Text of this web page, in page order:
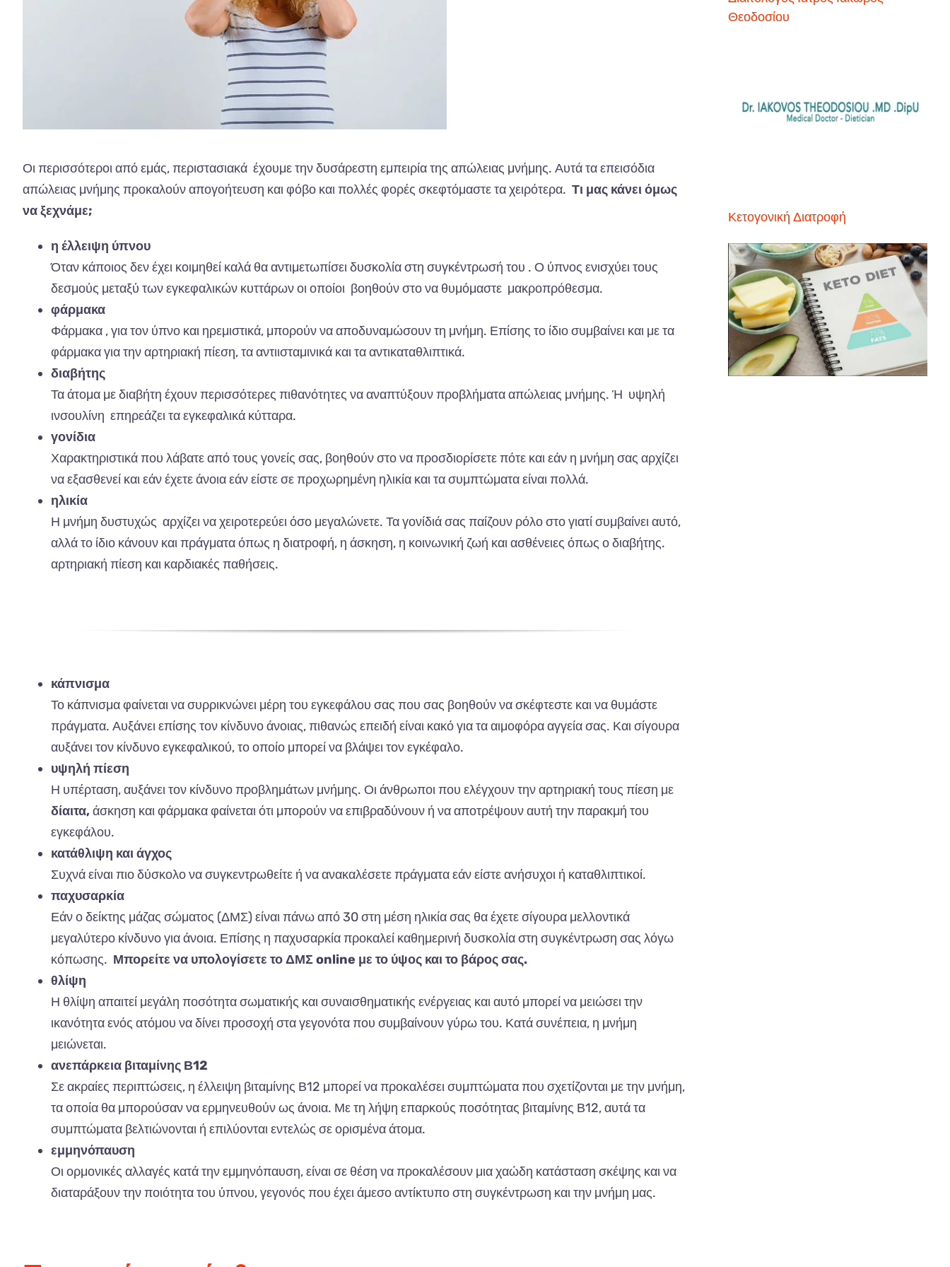
Οι περισσότεροι από εμάς, περιστασιακά έχουμε την δυσάρεστη εμπειρία της απώλειας μνήμης. Αυτά τα επεισόδια
απώλειας μνήμης προκαλούν απογοήτευση και φόβο και πολλές φορές σκεφτόμαστε τα χειρότερα. Τι μας κάνει όμως
να ξεχνάμε;
η έλλειψη ύπνου
Όταν κάποιος δεν έχει κοιμηθεί καλά θα αντιμετωπίσει δυσκολία στη συγκέντρωσή του . Ο ύπνος ενισχύει τους
δεσμούς μεταξύ των εγκεφαλικών κυττάρων οι οποίοι βοηθούν στο να θυμόμαστε μακροπρόθεσμα.
φάρμακα
Φάρμακα , για τον ύπνο και ηρεμιστικά, μπορούν να αποδυναμώσουν τη μνήμη. Επίσης το ίδιο συμβαίνει και με τα
φάρμακα για την αρτηριακή πίεση, τα αντιισταμινικά και τα αντικαταθλιπτικά.
διαβήτης
Τα άτομα με διαβήτη έχουν περισσότερες πιθανότητες να αναπτύξουν προβλήματα απώλειας μνήμης. Ή υψηλή
ινσουλίνη επηρεάζει τα εγκεφαλικά κύτταρα.
γονίδια
Χαρακτηριστικά που λάβατε από τους γονείς σας, βοηθούν στο να προσδιορίσετε πότε και εάν η μνήμη σας αρχίζει
να εξασθενεί και εάν έχετε άνοια εάν είστε σε προχωρημένη ηλικία και τα συμπτώματα είναι πολλά.
ηλικία
Η μνήμη δυστυχώς αρχίζει να χειροτερεύει όσο μεγαλώνετε. Τα γονίδιά σας παίζουν ρόλο στο γιατί συμβαίνει αυτό,
αλλά το ίδιο κάνουν και πράγματα όπως η διατροφή, η άσκηση, η κοινωνική ζωή και ασθένειες όπως ο διαβήτης.
αρτηριακή πίεση και καρδιακές παθήσεις.
κάπνισμα
Το κάπνισμα φαίνεται να συρρικνώνει μέρη του εγκεφάλου σας που σας βοηθούν να σκέφτεστε και να θυμάστε
πράγματα. Αυξάνει επίσης τον κίνδυνο άνοιας, πιθανώς επειδή είναι κακό για τα αιμοφόρα αγγεία σας. Και σίγουρα
αυξάνει τον κίνδυνο εγκεφαλικού, το οποίο μπορεί να βλάψει τον εγκέφαλο.
υψηλή πίεση
Η υπέρταση, αυξάνει τον κίνδυνο προβλημάτων μνήμης. Οι άνθρωποι που ελέγχουν την αρτηριακή τους πίεση με
δίαιτα,άσκηση και φάρμακα φαίνεται ότι μπορούν να επιβραδύνουν ή να αποτρέψουν αυτή την παρακμή του
εγκεφάλου.
κατάθλιψη και άγχος
Συχνά είναι πιο δύσκολο να συγκεντρωθείτε ή να ανακαλέσετε πράγματα εάν είστε ανήσυχοι ή καταθλιπτικοί.
παχυσαρκία
Εάν ο δείκτης μάζας σώματος (ΔΜΣ) είναι πάνω από 30 στη μέση ηλικία σας θα έχετε σίγουρα μελλοντικά
μεγαλύτερο κίνδυνο για άνοια. Επίσης η παχυσαρκία προκαλεί καθημερινή δυσκολία στη συγκέντρωση σας λόγω
κόπωσης. Μπορείτε να υπολογίσετε το ΔΜΣ online με το ύψος και το βάρος σας.
θλίψη
Η θλίψη απαιτεί μεγάλη ποσότητα σωματικής και συναισθηματικής ενέργειας και αυτό μπορεί να μειώσει την
ικανότητα ενός ατόμου να δίνει προσοχή στα γεγονότα που συμβαίνουν γύρω του. Κατά συνέπεια, η μνήμη
μειώνεται.
ανεπάρκεια βιταμίνης Β12
Σε ακραίες περιπτώσεις, η έλλειψη βιταμίνης Β12 μπορεί να προκαλέσει συμπτώματα που σχετίζονται με την μνήμη,
τα οποία θα μπορούσαν να ερμηνευθούν ως άνοια. Με τη λήψη επαρκούς ποσότητας βιταμίνης Β12, αυτά τα
συμπτώματα βελτιώνονται ή επιλύονται εντελώς σε ορισμένα άτομα.
εμμηνόπαυση
Οι ορμονικές αλλαγές κατά την εμμηνόπαυση, είναι σε θέση να προκαλέσουν μια χαώδη κατάσταση σκέψης και να
διαταράξουν την ποιότητα του ύπνου, γεγονός που έχει άμεσο αντίκτυπο στη συγκέντρωση και την μνήμη μας.
Θεοδοσίου
Κετογονική Διατροφή